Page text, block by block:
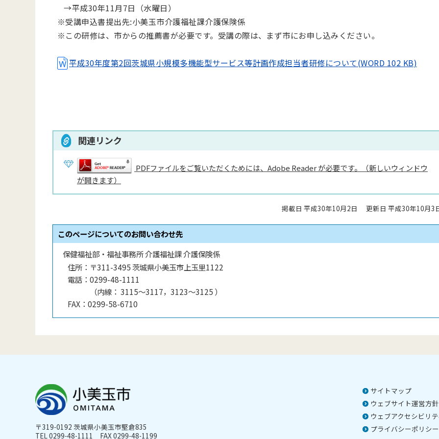
→平成30年11月7日（水曜日）
※受講申込書提出先:小美玉市介護福祉課介護保険係
※この研修は、市からの推薦書が必要です。受講の際は、まず市にお申し込みください。
平成30年度第2回茨城県小規模多機能型サービス等計画作成担当者研修について(WORD 102 KB)
関連リンク
PDFファイルをご覧いただくためには、Adobe Reader が必要です。（新しいウィンドウ
が開きます）
掲載日 平成30年10月2日 更新日 平成30年10月3
このページについてのお問い合わせ先
保健福祉部・福祉事務所 介護福祉課 介護保険係
住所： 〒311-3495 茨城県小美玉市上玉里1122
電話： 0299-48-1111
（内線 ： 3115〜3117，3123〜3125 ）
FAX： 0299-58-6710
サイトマップ
ウェブサイト運営方針
ウェブアクセシビリ
プライバシーポリシー
〒319-0192 茨城県小美玉市堅倉835
TEL 0299-48-1111 FAX 0299-48-1199